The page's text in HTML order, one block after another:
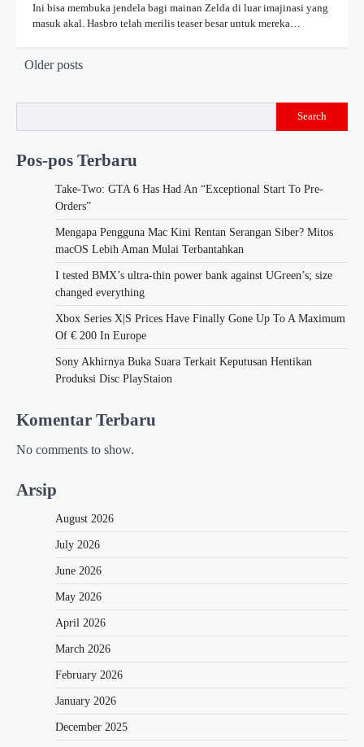
Ini bisa membuka jendela bagi mainan Zelda di luar imajinasi yang
masuk akal. Hasbro telah merilis teaser besar untuk mereka…
Posts
Older posts
Search
Pos-pos Terbaru
Take-Two: GTA 6 Has Had An “Exceptional Start To Pre-
Orders”
Mengapa Pengguna Mac Kini Rentan Serangan Siber? Mitos
macOS Lebih Aman Mulai Terbantahkan
I tested BMX’s ultra-thin power bank against UGreen’s; size
changed everything
Xbox Series X|S Prices Have Finally Gone Up To A Maximum
Of € 200 In Europe
Sony Akhirnya Buka Suara Terkait Keputusan Hentikan
Produksi Disc PlayStaion
Komentar Terbaru
No comments to show.
Arsip
August 2026
July 2026
June 2026
May 2026
April 2026
March 2026
February 2026
January 2026
December 2025